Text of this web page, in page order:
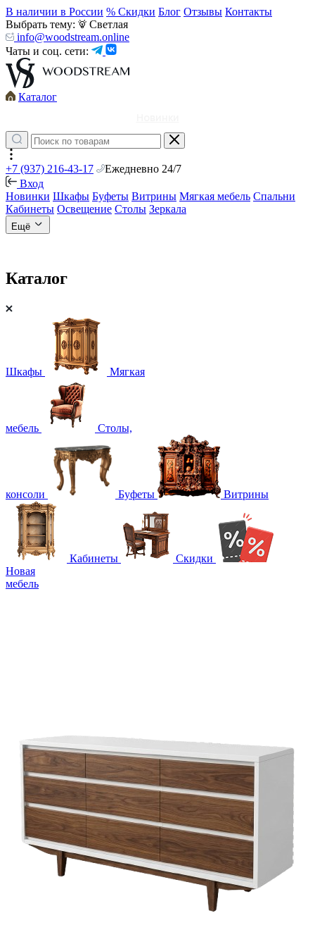
В наличии в России % Скидки Блог Отзывы Контакты
Выбрать тему:
Светлая
info@woodstream.online
Чаты и соц. сети:
Каталог
+7 (937) 216-43-17
Ежедневно 24/7
Вход
Новинки Шкафы Буфеты Витрины Мягкая мебель Спальни
Кабинеты Освещение Столы Зеркала
Ещё
Каталог
Шкафы Мягкая
мебель Столы,
консоли Буфеты Витрины
Кабинеты
Скидки
Новая
мебель